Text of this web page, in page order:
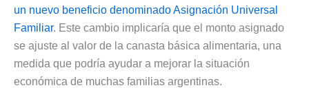
un nuevo beneficio denominado Asignación Universal
Familiar. Este cambio implicaría que el monto asignado
se ajuste al valor de la canasta básica alimentaria, una
medida que podría ayudar a mejorar la situación
económica de muchas familias argentinas.